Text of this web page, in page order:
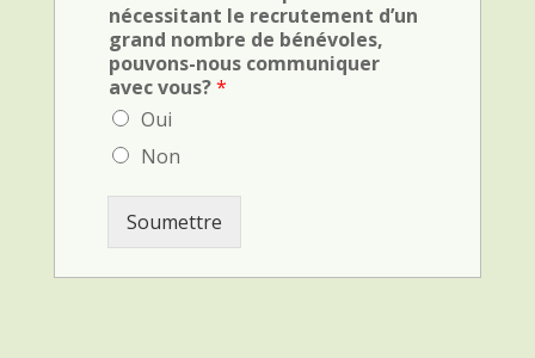
r
i
m
i
n
a
l
d
(
v
e
h
c
nécessitant le recrutement d’un
grand nombre de bénévoles,
pouvons-nous communiquer
avec vous?*
Oui
Non
Soumettre